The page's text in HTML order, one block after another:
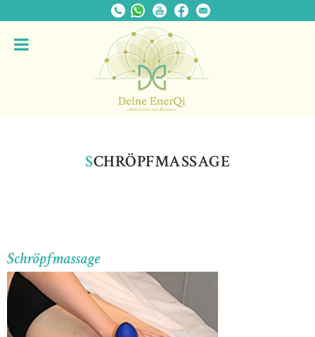
SCHRÖPFMASSAGE
Schröpfmassage